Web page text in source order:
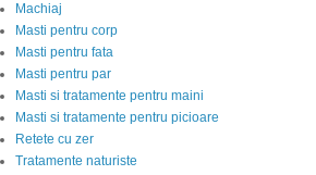
Machiaj
Masti pentru corp
Masti pentru fata
Masti pentru par
Masti si tratamente pentru maini
Masti si tratamente pentru picioare
Retete cu zer
Tratamente naturiste